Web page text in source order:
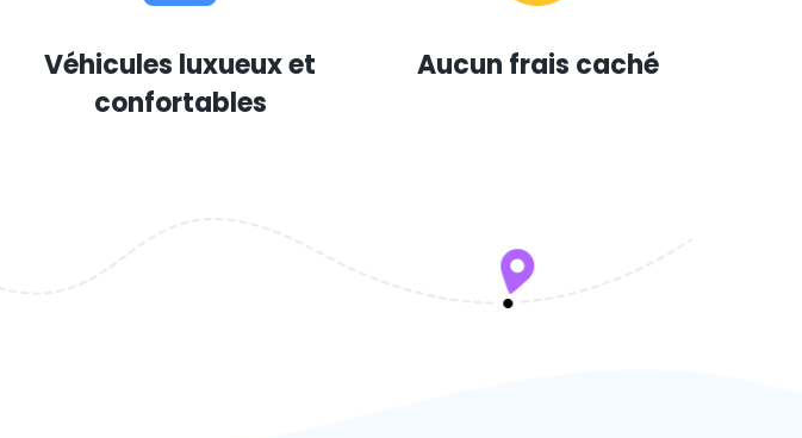
Véhicules luxueux et
confortables
Aucun frais caché